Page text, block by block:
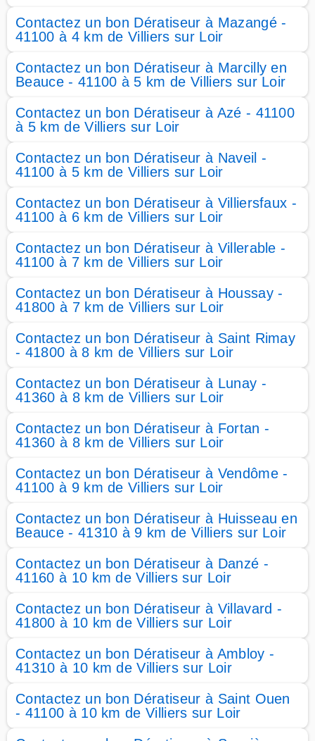
Contactez un bon Dératiseur à Mazangé -
41100 à 4 km de Villiers sur Loir
Contactez un bon Dératiseur à Marcilly en
Beauce - 41100 à 5 km de Villiers sur Loir
Contactez un bon Dératiseur à Azé - 41100
à 5 km de Villiers sur Loir
Contactez un bon Dératiseur à Naveil -
41100 à 5 km de Villiers sur Loir
Contactez un bon Dératiseur à Villiersfaux -
41100 à 6 km de Villiers sur Loir
Contactez un bon Dératiseur à Villerable -
41100 à 7 km de Villiers sur Loir
Contactez un bon Dératiseur à Houssay -
41800 à 7 km de Villiers sur Loir
Contactez un bon Dératiseur à Saint Rimay
- 41800 à 8 km de Villiers sur Loir
Contactez un bon Dératiseur à Lunay -
41360 à 8 km de Villiers sur Loir
Contactez un bon Dératiseur à Fortan -
41360 à 8 km de Villiers sur Loir
Contactez un bon Dératiseur à Vendôme -
41100 à 9 km de Villiers sur Loir
Contactez un bon Dératiseur à Huisseau en
Beauce - 41310 à 9 km de Villiers sur Loir
Contactez un bon Dératiseur à Danzé -
41160 à 10 km de Villiers sur Loir
Contactez un bon Dératiseur à Villavard -
41800 à 10 km de Villiers sur Loir
Contactez un bon Dératiseur à Ambloy -
41310 à 10 km de Villiers sur Loir
Contactez un bon Dératiseur à Saint Ouen
- 41100 à 10 km de Villiers sur Loir